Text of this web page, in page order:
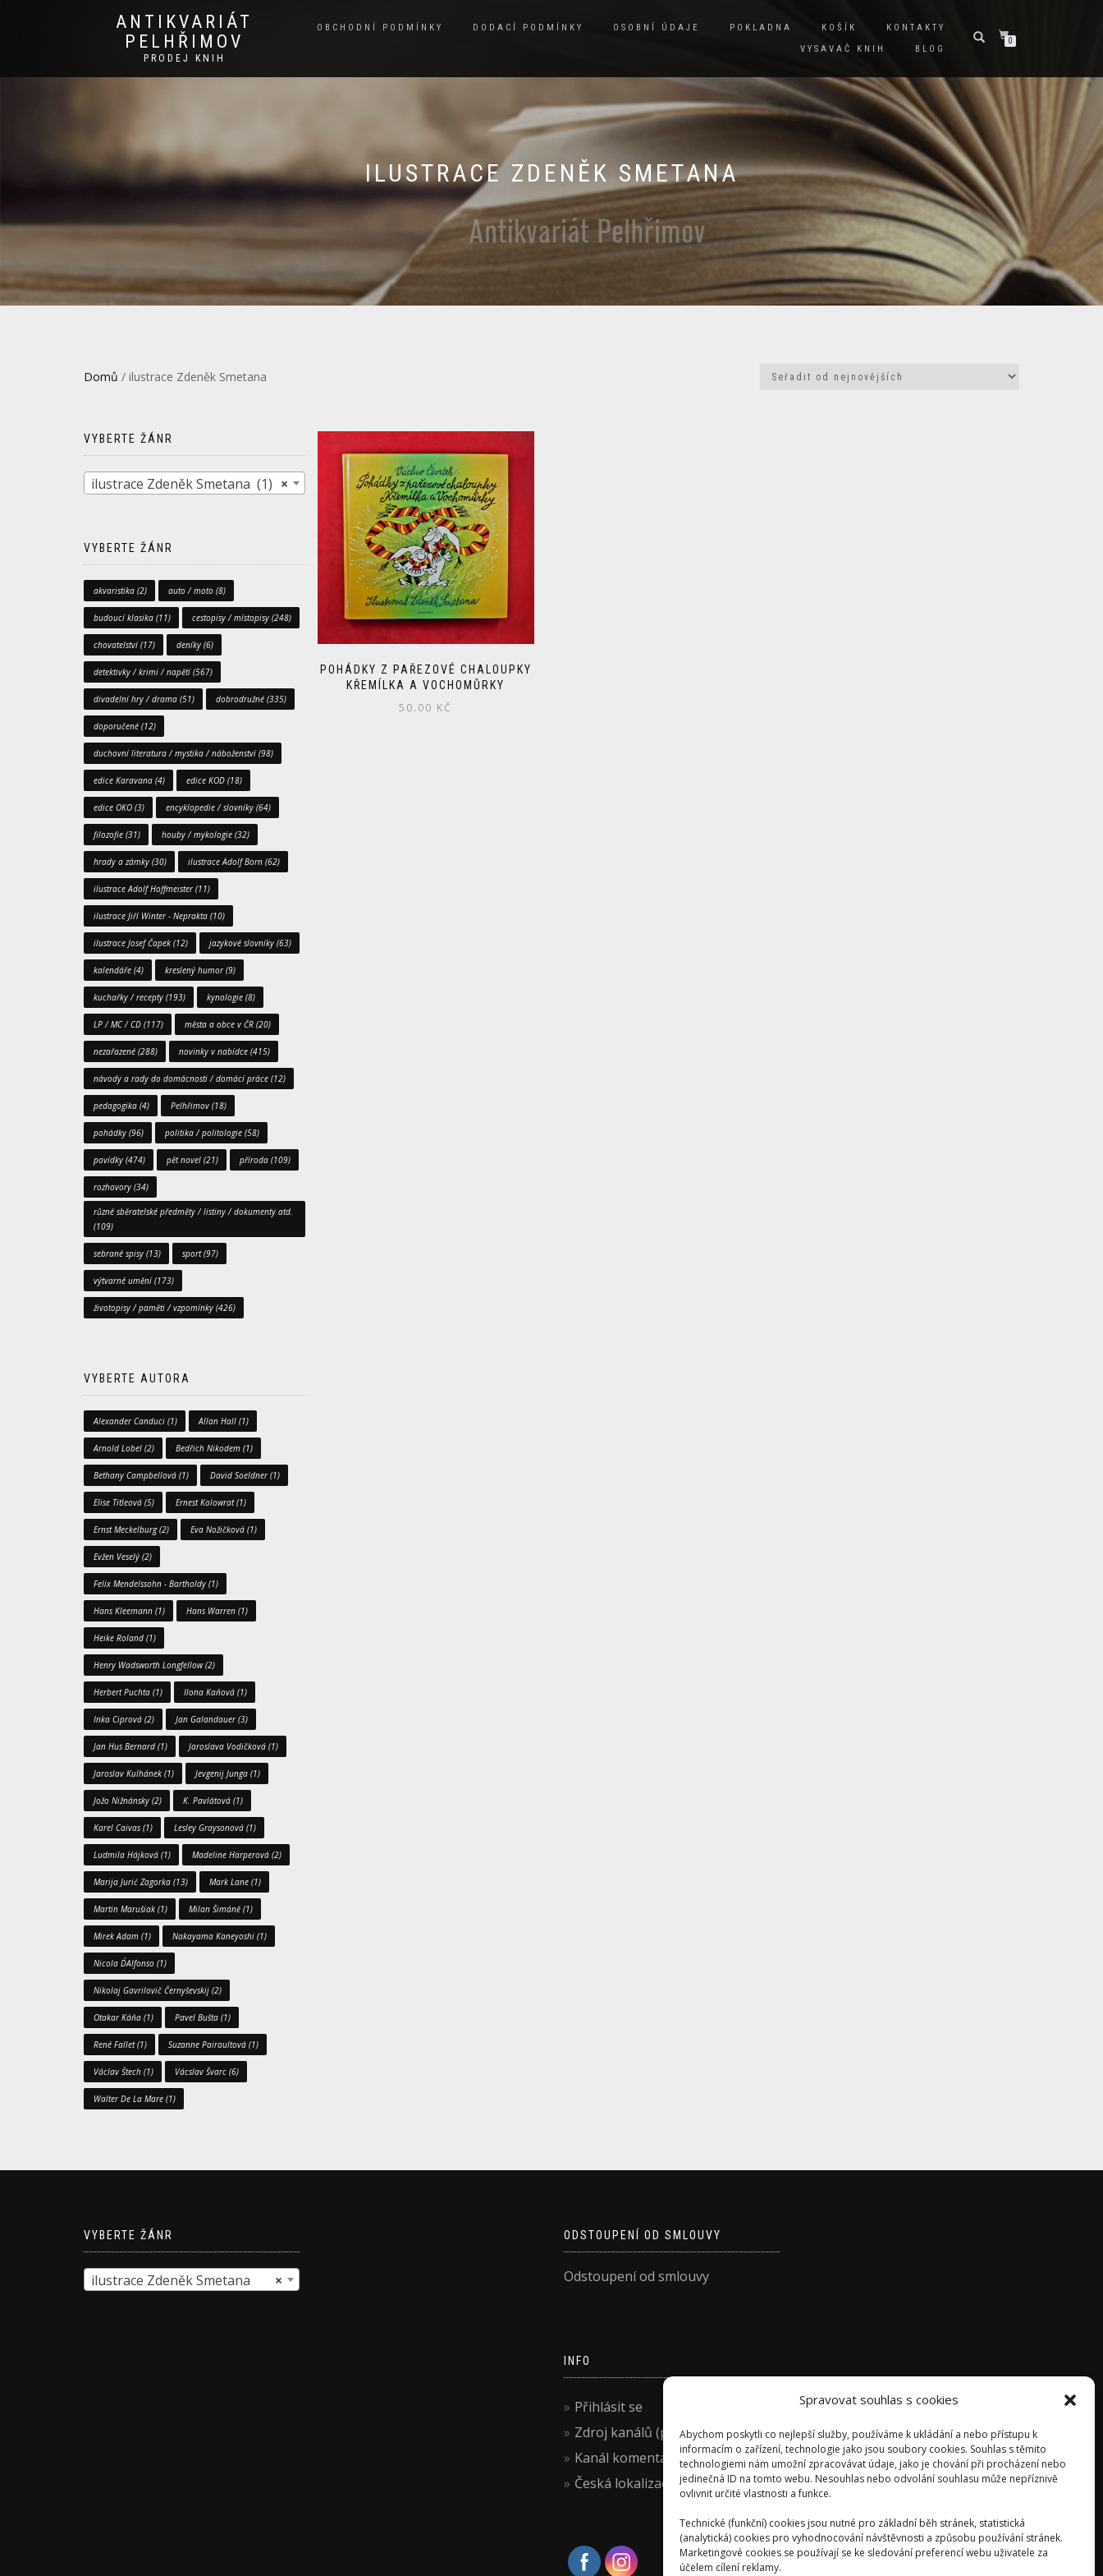
Spravovat souhlas s cookies
Abychom poskytli co nejlepší služby, používáme k ukládání a nebo přístupu k
informacím o zařízení, technologie jako jsou soubory cookies. Souhlas s těmito
technologiemi nám umožní zpracovávat údaje, jako je chování při procházení nebo
jedinečná ID na tomto webu. Nesouhlas nebo odvolání souhlasu může nepříznivě
ovlivnit určité vlastnosti a funkce.
Technické (funkční) cookies jsou nutné pro základní běh stránek, statistická
(analytická) cookies pro vyhodnocování návštěvnosti a způsobu používání stránek.
Marketingové cookies se používají se ke sledování preferencí webu uživatele za
účelem cílení reklamy.
ANTIKVARIÁT
PELHŘIMOV
PRODEJ KNIH
OBCHODNÍ PODMÍNKY DODACÍ PODMÍNKY OSOBNÍ ÚDAJE POKLADNA KOŠÍK
KONTAKTY
VYSAVAČ KNIH
BLOG
0
ILUSTRACE ZDENĚK SMETANA
Domů / ilustrace Zdeněk Smetana
POHÁDKY Z PAŘEZOVÉ CHALOUPKY
KŘEMÍLKA A VOCHOMŮRKY
50.00 KČ
VYBERTE ŽÁNR
×
ilustrace Zdeněk Smetana (1)
VYBERTE ŽÁNR
akvaristika (2) auto / moto (8)
budoucí klasika (11) cestopisy / místopisy (248)
chovatelství(17) deníky (6)
detektivky / krimi / napětí(567)
divadelní hry / drama (51) dobrodružné (335)
doporučené (12)
duchovní literatura / mystika / náboženství(98)
edice Karavana (4) edice KOD (18)
edice OKO (3) encyklopedie / slovníky (64)
filozofie (31) houby / mykologie (32)
hrady a zámky (30) ilustrace Adolf Born (62)
ilustrace Adolf Hoffmeister(11)
ilustrace Jiří Winter - Neprakta (10)
ilustrace Josef Čapek (12) jazykové slovníky (63)
kalendáře (4) kreslený humor(9)
kuchařky / recepty (193) kynologie (8)
LP / MC / CD (117) města a obce v ČR (20)
nezařazené (288) novinky v nabídce (415)
návody a rady do domácnosti / domácí práce (12)
pedagogika (4) Pelhřimov (18)
pohádky (96) politika / politologie (58)
povídky (474) pět novel (21) příroda (109)
rozhovory (34)
různé sběratelské předměty / listiny / dokumenty atd.
(109)
sebrané spisy (13) sport(97)
výtvarné umění(173)
životopisy / paměti / vzpomínky (426)
VYBERTE AUTORA
Alexander Canduci (1) Allan Hall (1)
Arnold Lobel (2) Bedřich Nikodem (1)
Bethany Campbellová (1) David Soeldner(1)
Elise Titleová (5) Ernest Kolowrat(1)
Ernst Meckelburg(2) Eva Nožičková (1)
Evžen Veselý (2)
Felix Mendelssohn - Bartholdy (1)
Hans Kleemann (1) Hans Warren (1)
Heike Roland (1)
Henry Wadsworth Longfellow(2)
Herbert Puchta (1) Ilona Kaňová (1)
Inka Ciprová (2) Jan Galandauer(3)
Jan Hus Bernard (1) Jaroslava Vodičková (1)
Jaroslav Kulhánek (1) Jevgenij Junga (1)
Jožo Nižnánsky (2) K. Pavlátová (1)
Karel Caivas (1) Lesley Graysonová (1)
Ludmila Hájková (1) Madeline Harperová (2)
Marija Jurić Zagorka (13) Mark Lane (1)
Martin Marušiak (1) Milan Šimáně (1)
Mirek Adam (1) Nakayama Kaneyoshi (1)
Nicola D´Alfonso (1)
Nikolaj Gavrilovič Černyševskij (2)
Otakar Káňa (1) Pavel Bušta (1)
René Fallet(1) Suzanne Pairaultová (1)
Václav Štech (1) Vácslav Švarc (6)
Walter De La Mare (1)
VYBERTE ŽÁNR
×
ilustrace Zdeněk Smetana
ODSTOUPENÍ OD SMLOUVY
Odstoupení od smlouvy
INFO
Přihlásit se
Zdroj kanálů (příspěvky)
Kanál komentářů
Česká lokalizace